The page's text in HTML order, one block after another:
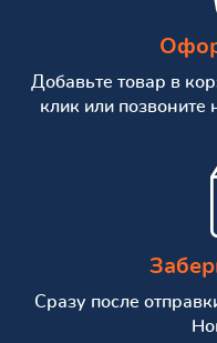
Добавьте товар в
клик или позвоните
Сразу после